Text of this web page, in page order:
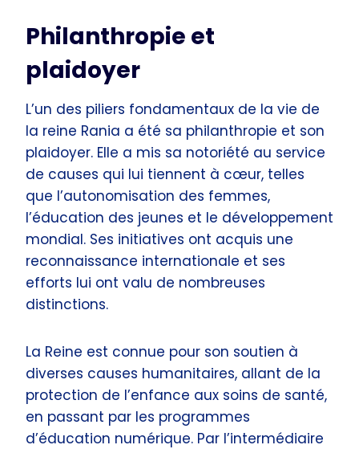
Philanthropie et
plaidoyer
L’un des piliers fondamentaux de la vie de
la reine Rania a été sa philanthropie et son
plaidoyer. Elle a mis sa notoriété au service
de causes qui lui tiennent à cœur, telles
que l’autonomisation des femmes,
l’éducation des jeunes et le développement
mondial. Ses initiatives ont acquis une
reconnaissance internationale et ses
efforts lui ont valu de nombreuses
distinctions.
La Reine est connue pour son soutien à
diverses causes humanitaires, allant de la
protection de l’enfance aux soins de santé,
en passant par les programmes
d’éducation numérique. Par l’intermédiaire